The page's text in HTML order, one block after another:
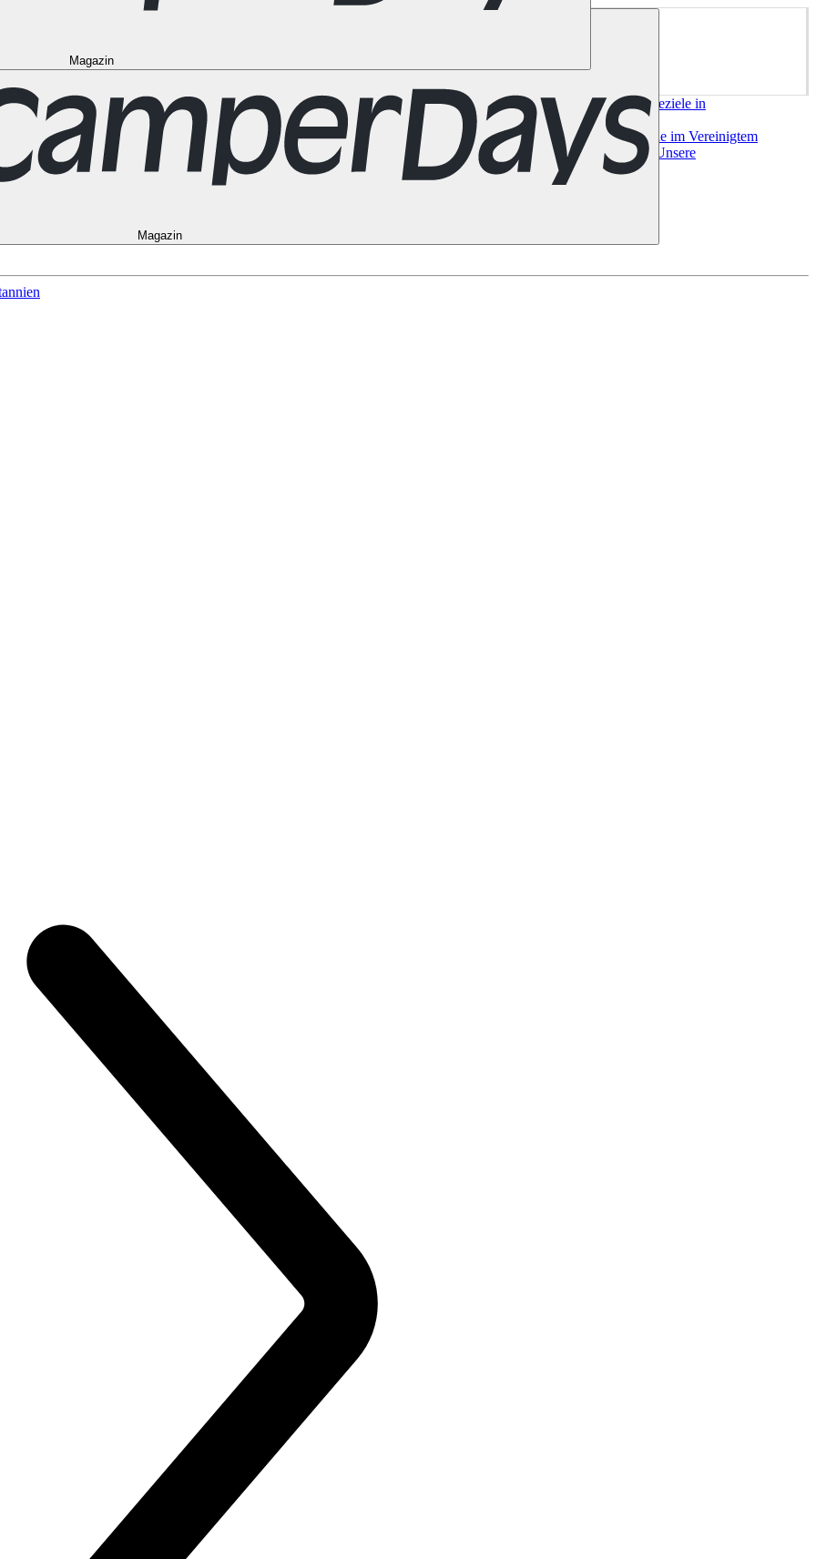
Magazin
Magazin
Vancouver Alle Ziele in den USALas Vegas Los Angeles MiamiNew YorkSan Francisco ChileCosta RicaAlle Reiseziele in
Alle Reiseziele in Frankreich Korsika LyonMarseilles Nizza Paris Toulouse Alle Reiseziele in
NorwegenBergen Oslo Alle Reiseziele in Spanien Andalusien Barcelona Bilbao MadridSevilla Valencia Alle Reiseziele im Vereinigtem
in Australien Brisbane Cairns Melbourne Perth Sydney Alle Ziele in Neuseeland Auckland ChristchurchQueenstown
Unsere